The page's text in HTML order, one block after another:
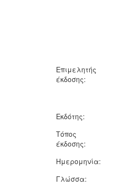
Επιμελητής
έκδοσης:
Εκδότης:
Τόπος
έκδοσης:
Ημερομηνία:
Γλώσσα: